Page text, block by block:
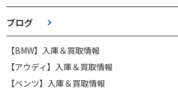
ブログ
【BMW】入庫＆買取情報
【アウディ】入庫＆買取情報
【ベンツ】入庫＆買取情報